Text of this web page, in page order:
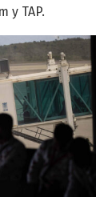
y TAP.